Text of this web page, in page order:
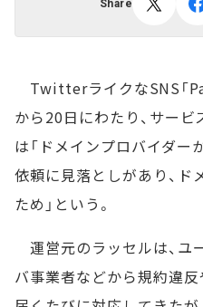
Share
TwitterライクなSNS「
から20日にわたり、サー
は「ドメインプロバイダ
依頼に見落としがあり、ド
ため」という。
運営元のラッセルは、ユ
バ事業者などから規約違